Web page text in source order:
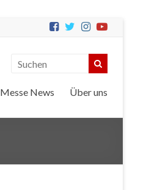
Messe News Über uns